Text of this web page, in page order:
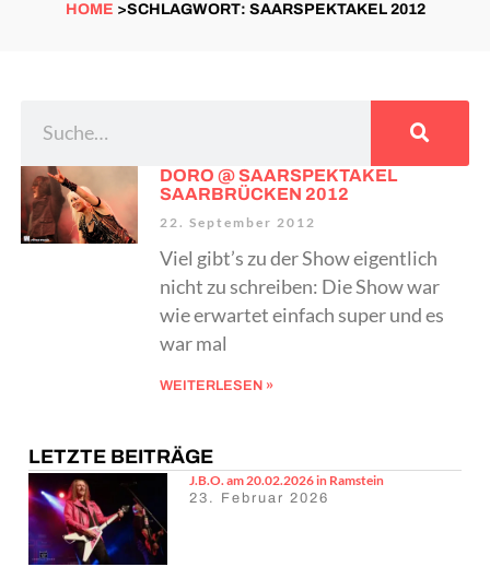
HOME >SCHLAGWORT: SAARSPEKTAKEL 2012
DORO @ SAARSPEKTAKEL
SAARBRÜCKEN 2012
22. September 2012
Viel gibt’s zu der Show eigentlich
nicht zu schreiben: Die Show war
wie erwartet einfach super und es
war mal
WEITERLESEN »
LETZTE BEITRÄGE
J.B.O. am 20.02.2026 in Ramstein
23. Februar 2026